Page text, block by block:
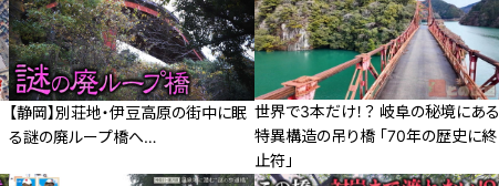
【静岡】別荘地・伊豆高原の街中に眠
る謎の廃ループ橋へ…
世界で3本だけ！？ 岐阜の秘境にある
特異構造の吊り橋 「70年の歴史に終
止符」